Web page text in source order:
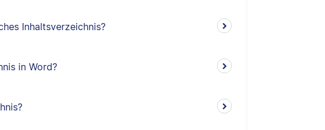
Inhaltsverzeichnis?
in Word?